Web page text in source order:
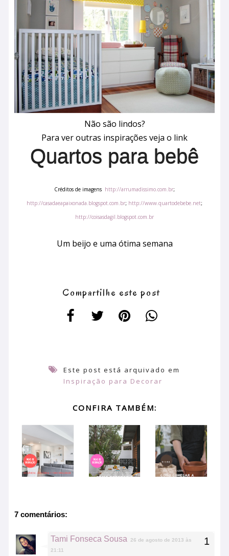
Não são lindos?
Para ver outras inspirações veja o link
Quartos para bebê
Créditos de imagens http://arrumadissimo.com.br;
http://casadaeapaixonada.blogspot.com.br; http://www.quartodebebe.net;
http://coisasdagil.blogspot.com.br
Um beijo e uma ótima semana
Compartilhe este post
Este post está arquivado em
Inspiração para Decorar
CONFIRA TAMBÉM:
7 comentários:
Tami Fonseca Sousa
26 de agosto de 2013 às
21:11